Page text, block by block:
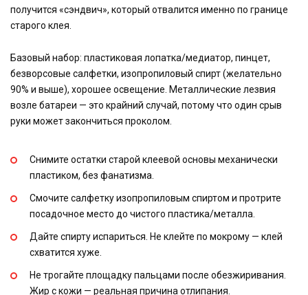
получится «сэндвич», который отвалится именно по границе
старого клея.
Базовый набор: пластиковая лопатка/медиатор, пинцет,
безворсовые салфетки, изопропиловый спирт (желательно
90% и выше), хорошее освещение. Металлические лезвия
возле батареи — это крайний случай, потому что один срыв
руки может закончиться проколом.
Снимите остатки старой клеевой основы механически
пластиком, без фанатизма.
Смочите салфетку изопропиловым спиртом и протрите
посадочное место до чистого пластика/металла.
Дайте спирту испариться. Не клейте по мокрому — клей
схватится хуже.
Не трогайте площадку пальцами после обезжиривания.
Жир с кожи — реальная причина отлипания.